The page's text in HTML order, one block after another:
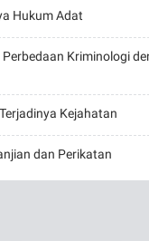
Hukum Adat
Kriminologi
Kejahatan
dan Perikatan